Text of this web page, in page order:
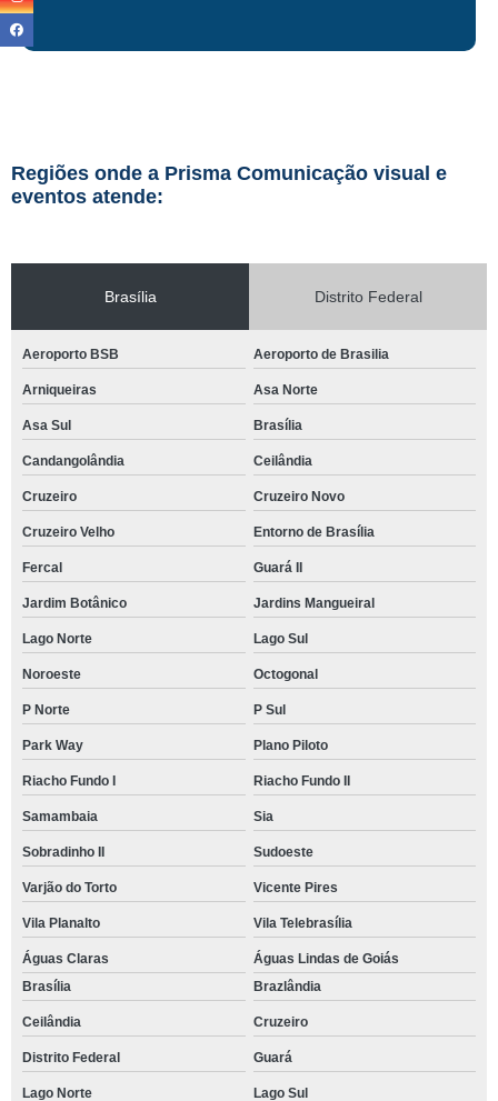
Regiões onde a Prisma Comunicação visual e
eventos atende:
Brasília Distrito Federal
Aeroporto BSB Aeroporto de Brasilia
Arniqueiras Asa Norte
Asa Sul Brasília
Candangolândia Ceilândia
Cruzeiro Cruzeiro Novo
Cruzeiro Velho Entorno de Brasília
Fercal Guará II
Jardim Botânico Jardins Mangueiral
Lago Norte Lago Sul
Noroeste Octogonal
P Norte P Sul
Park Way Plano Piloto
Riacho Fundo I Riacho Fundo II
Samambaia Sia
Sobradinho II Sudoeste
Varjão do Torto Vicente Pires
Vila Planalto Vila Telebrasília
Águas Claras
Águas Lindas de Goiás
Brasília
Brazlândia
Ceilândia Cruzeiro
Distrito Federal Guará
Lago Norte Lago Sul